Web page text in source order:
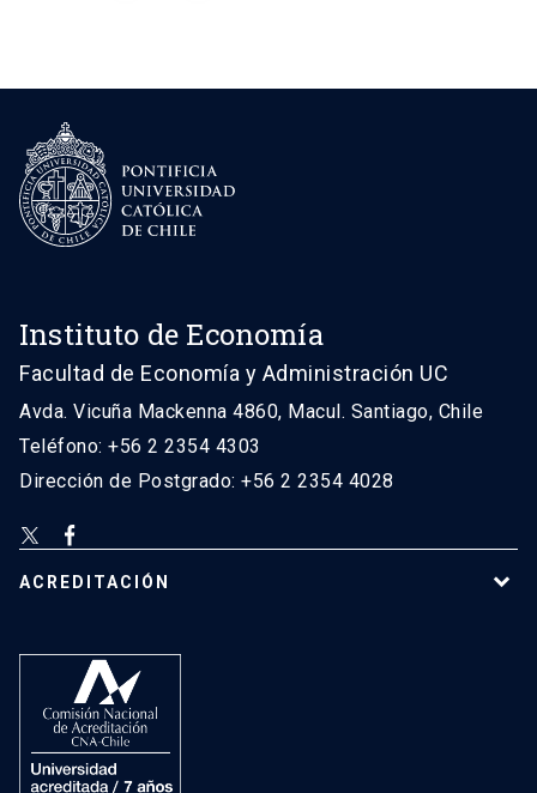
Instituto de Economía
Facultad de Economía y Administración UC
Avda. Vicuña Mackenna 4860, Macul. Santiago, Chile
Teléfono: +56 2 2354 4303
Dirección de Postgrado: +56 2 2354 4028
ACREDITACIÓN